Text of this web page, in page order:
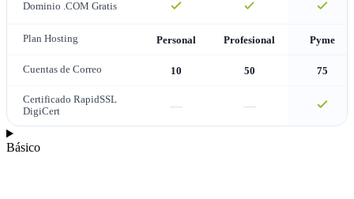
Dominio .COM Gratis
Plan Hosting Personal Profesional Pyme
Cuentas de Correo 10 50 75
Certificado RapidSSL
DigiCert
— —
Básico